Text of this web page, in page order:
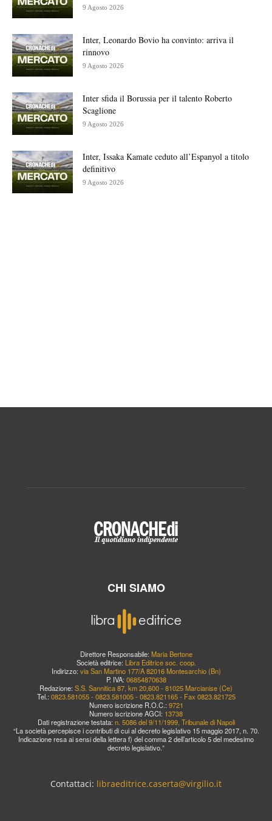
9 Agosto 2026
Inter, Leonardo Bovio ha convinto: arriva il
rinnovo
9 Agosto 2026
Inter sfida il Borussia per il talento Roberto
Scaglione
9 Agosto 2026
Inter, Issaka Kamate ceduto all’Espanyol a titolo
definitivo
9 Agosto 2026
CHI SIAMO
Direttore Responsabile: Maria Bertone
Società editrice: Libra Editrice soc. coop.
Indirizzo: via San Martino 177/A 82016 Montesarchio (Bn)
P. IVA: 06854870638
Redazione: S.S. Sannitica 87, km 20,600 - 81025 Marcianise (Ce)
Tel.: 0823.581055 - 0823.581005 - 0823.821165 - Fax 0823.821725
Numero iscrizione R.O.C.: 9721
Numero iscrizione AGCI: 13738
Dati registrazione testata: n. 5086 del 9/11/1999, Tribunale di Napoli
“La società percepisce i contributi di cui al decreto legislativo 15 maggio 2017, n. 70.
Indicazione resa ai sensi della lettera f) del comma 2 dell’articolo 5 del medesimo
decreto legislativo.”
Contattaci: libraeditrice.caserta@virgilio.it